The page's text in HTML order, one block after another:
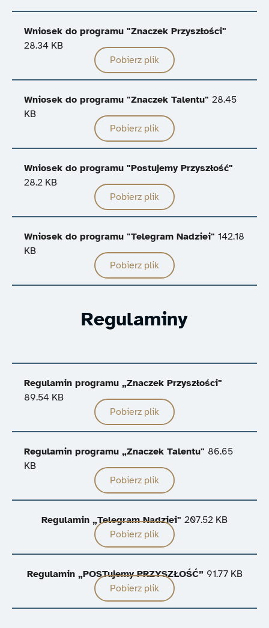
Wniosek do programu "Znaczek Przyszłości"
28.34 KB
Pobierz plik
Wniosek do programu "Znaczek Talentu" 28.45
KB
Pobierz plik
Wniosek do programu "Postujemy Przyszłość"
28.2 KB
Pobierz plik
Wniosek do programu "Telegram Nadziei" 142.18
KB
Pobierz plik
Regulaminy
Regulamin programu „Znaczek Przyszłości"
89.54 KB
Pobierz plik
Regulamin programu „Znaczek Talentu" 86.65
KB
Pobierz plik
Regulamin „Telegram Nadziei" 207.52 KB
Pobierz plik
Regulamin „POSTujemy PRZYSZŁOŚĆ” 91.77 KB
Pobierz plik